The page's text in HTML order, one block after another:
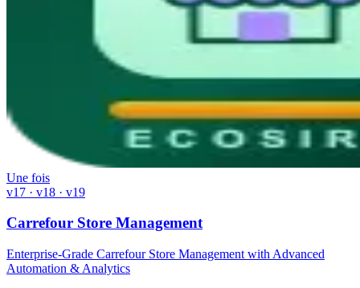
Une fois
v17 · v18 · v19
Carrefour Store Management
Enterprise-Grade Carrefour Store Management with Advanced
Automation & Analytics